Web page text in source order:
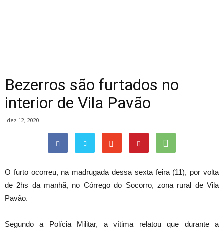
Bezerros são furtados no
interior de Vila Pavão
dez 12, 2020
O furto ocorreu, na madrugada dessa sexta feira (11), por volta
de 2hs da manhã, no Córrego do Socorro, zona rural de Vila
Pavão.
Segundo a Polícia Militar, a vítima relatou que durante a